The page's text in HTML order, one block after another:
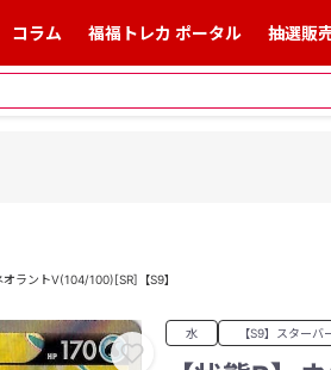
コラム 福福トレカ ポータル 抽選販
オラントV(104/100)[SR]【S9】
水 【S9】スターバ